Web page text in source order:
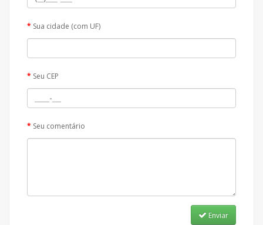
Sua cidade (com UF)
Seu CEP
Seu comentário
Enviar